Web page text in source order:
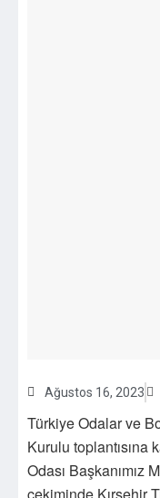
Ağustos 16, 2023
Türkiye Odalar ve
Kurulu toplantısına
Odası Başkanımız